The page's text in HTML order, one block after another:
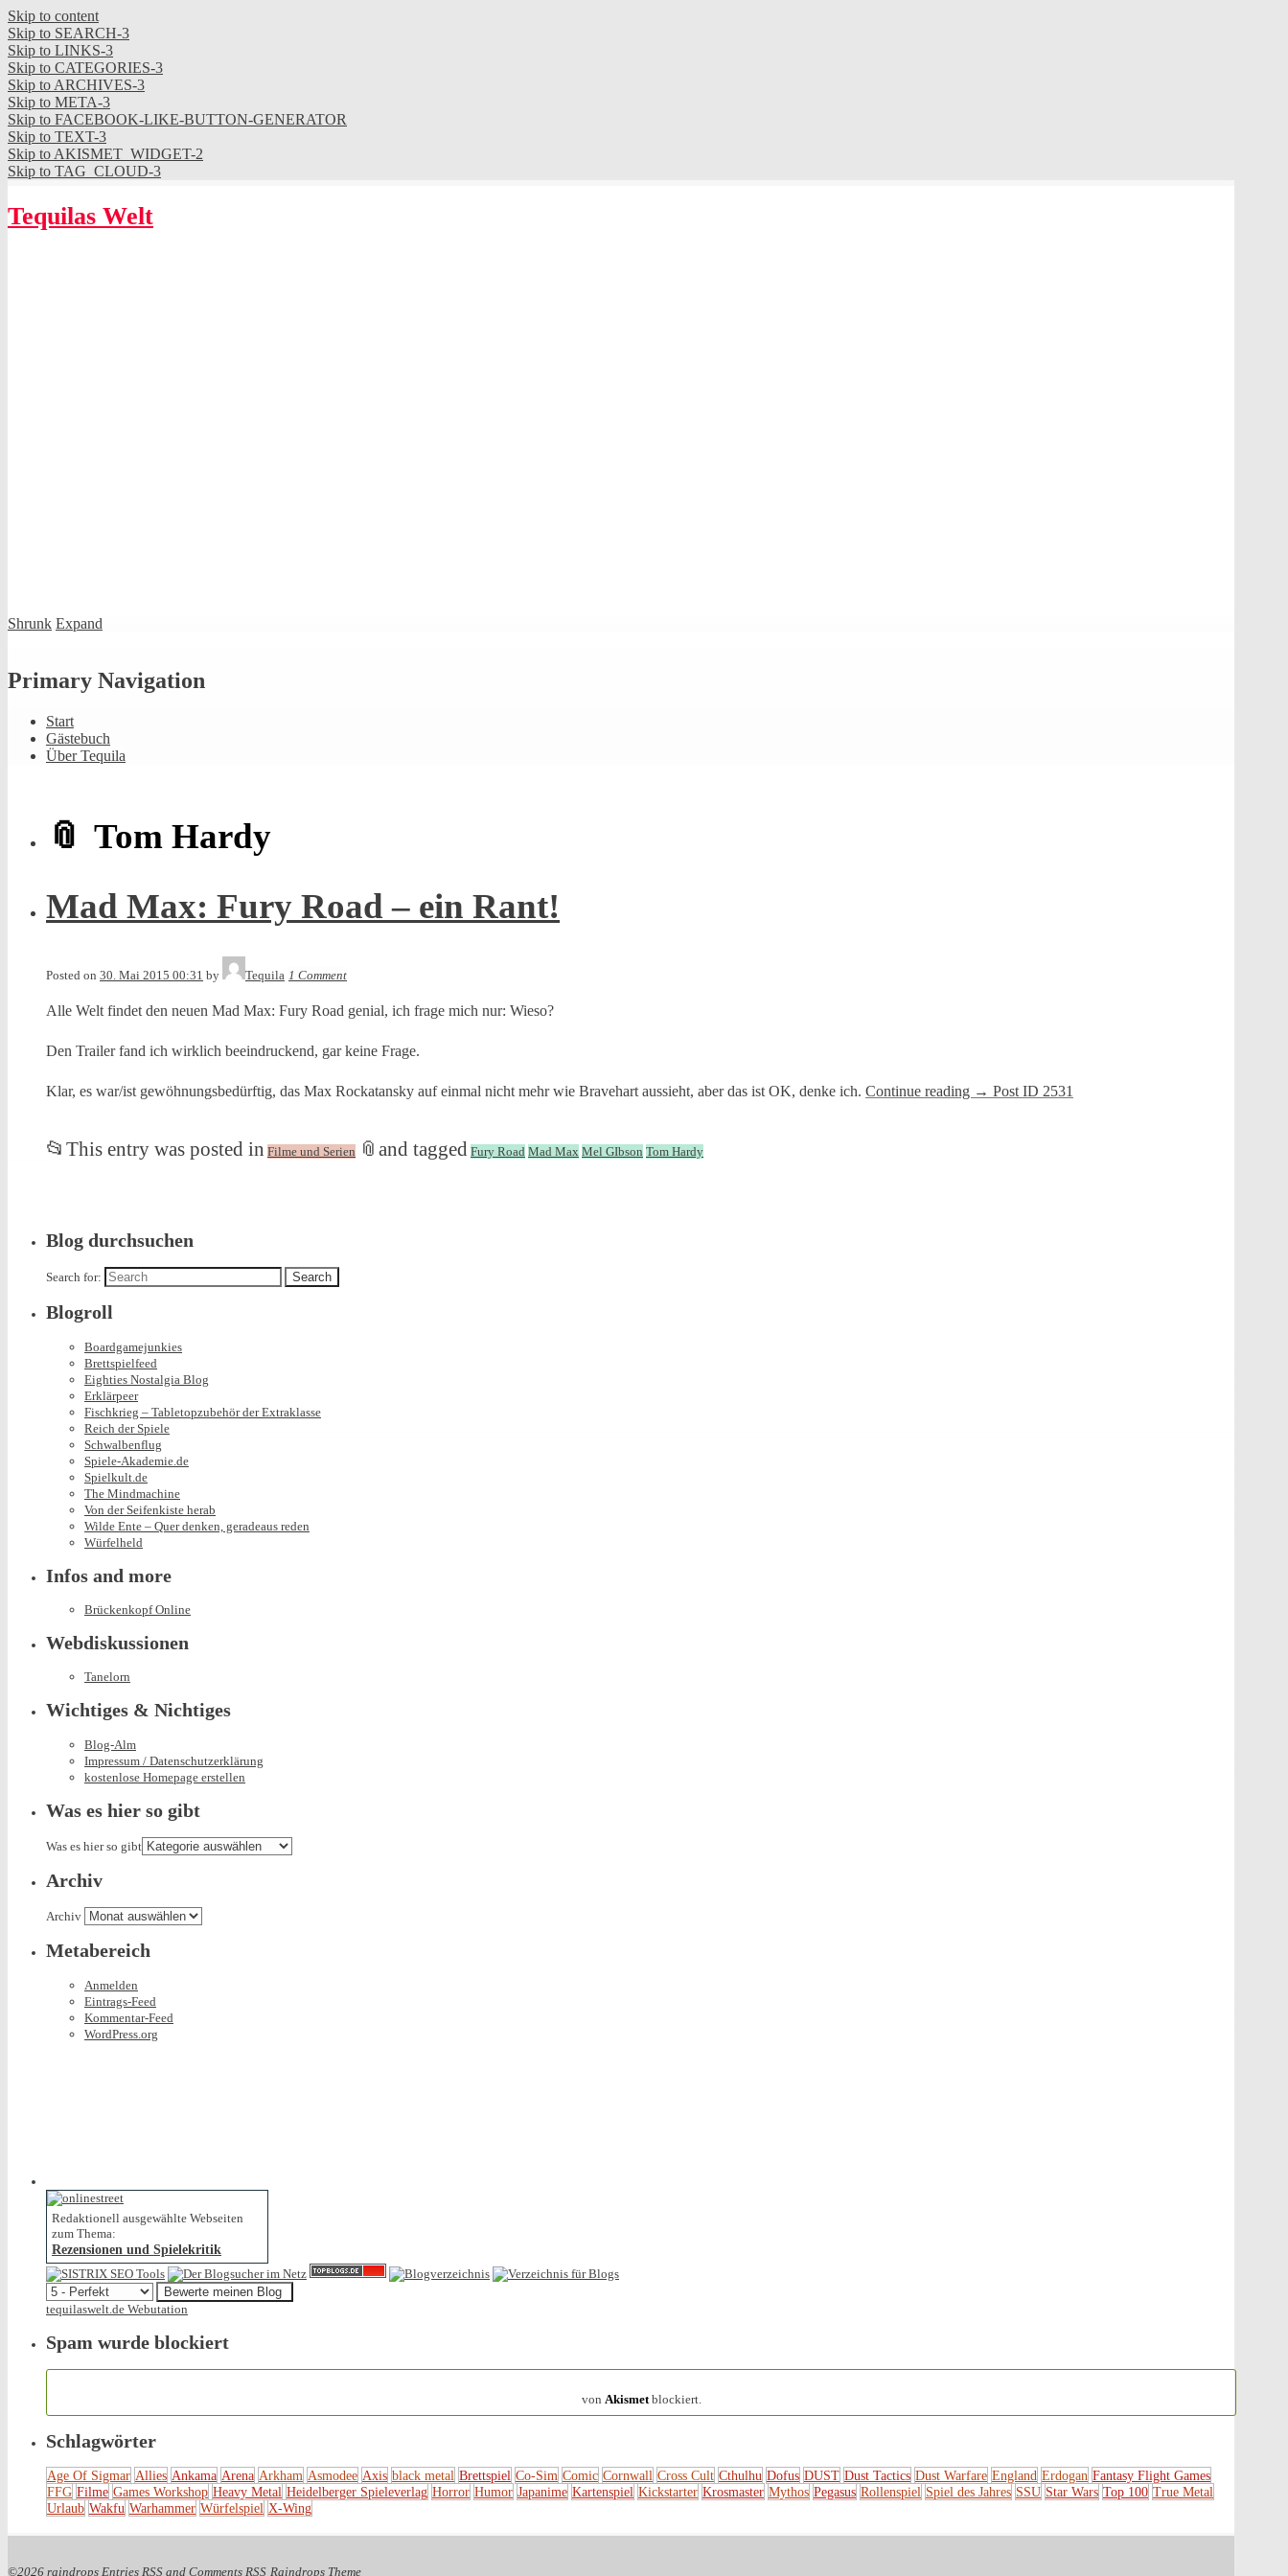
Skip to content
Skip to SEARCH-3
Skip to LINKS-3
Skip to CATEGORIES-3
Skip to ARCHIVES-3
Skip to META-3
Skip to FACEBOOK-LIKE-BUTTON-GENERATOR
Skip to TEXT-3
Skip to AKISMET_WIDGET-2
Skip to TAG_CLOUD-3
Tequilas Welt
Shrunk Expand
Primary Navigation
Start
Gästebuch
Über Tequila
Tom Hardy
Mad Max: Fury Road – ein Rant!
Posted on 30. Mai 2015 00:31 by Tequila 1 Comment
Alle Welt findet den neuen Mad Max: Fury Road genial, ich frage mich nur: Wieso?
Den Trailer fand ich wirklich beeindruckend, gar keine Frage.
Klar, es war/ist gewöhnungsbedürftig, das Max Rockatansky auf einmal nicht mehr wie Bravehart aussieht, aber das ist OK, denke ich. Continue reading → Post ID 2531
📂 This entry was posted in Filme und Serien 📎 and tagged Fury Road Mad Max Mel GIbson Tom Hardy
Blog durchsuchen
Search for:
Blogroll
Boardgamejunkies
Brettspielfeed
Eighties Nostalgia Blog
Erklärpeer
Fischkrieg – Tabletopzubehör der Extraklasse
Reich der Spiele
Schwalbenflug
Spiele-Akademie.de
Spielkult.de
The Mindmachine
Von der Seifenkiste herab
Wilde Ente – Quer denken, geradeaus reden
Würfelheld
Infos and more
Brückenkopf Online
Webdiskussionen
Tanelorn
Wichtiges & Nichtiges
Blog-Alm
Impressum / Datenschutzerklärung
kostenlose Homepage erstellen
Was es hier so gibt
Was es hier so gibt
Archiv
Archiv
Metabereich
Anmelden
Eintrags-Feed
Kommentar-Feed
WordPress.org
Redaktionell ausgewählte Webseiten
zum Thema:
Rezensionen und Spielekritik
tequilaswelt.de Webutation
Spam wurde blockiert
von Akismetblockiert.
Schlagwörter
Age Of Sigmar Allies Ankama Arena Arkham Asmodee Axis black metal Brettspiel Co-Sim Comic Cornwall Cross Cult Cthulhu Dofus DUST Dust Tactics Dust Warfare England Erdogan Fantasy Flight Games
FFG Filme Games Workshop Heavy Metal Heidelberger Spieleverlag Horror Humor Japanime Kartenspiel Kickstarter Krosmaster Mythos Pegasus Rollenspiel Spiel des Jahres SSU Star Wars Top 100 True Metal
Urlaub Wakfu Warhammer Würfelspiel X-Wing
©2026 raindrops Entries RSS and Comments RSS Raindrops Theme